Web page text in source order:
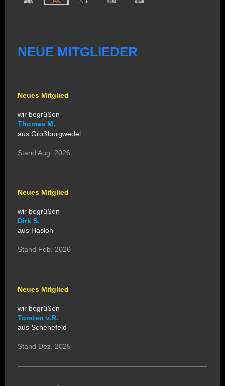
NEUE MITGLIEDER
Neues Mitglied
wir begrüßen
Thomas M.
aus Großburgwedel
Stand Aug. 2026
Neues Mitglied
wir begrüßen
Dirk S.
aus Hasloh
Stand Feb. 2026
Neues Mitglied
wir begrüßen
Torsten v.R.
aus Schenefeld
Stand Dez. 2025